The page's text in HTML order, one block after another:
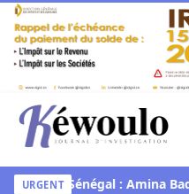
Aller au contenu
Kéwoulo, le premier site
URGENT
Miss Sénégal : Amina